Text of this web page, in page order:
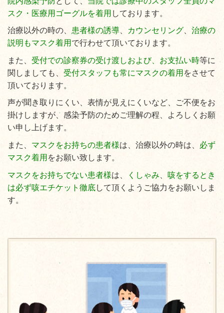
スク・医療用ゴーグルを着用 しております。
治療以外の時の、 患者様の誘導 カウンセリング
治療の
説明もマスク着用 で行わせて頂いております。
また、 受付での診察券の受け渡しおよび、お支払い時等に
関しましても、 受付スタッフも常にマスクの着用 をさせて
頂いております。
声が聞き取りにくい、表情が見えにくいなど、ご不便をお
掛けしますが、感染予防のためご理解の程、よろしくお願
い申し上げます。
また、 マスクをお持ちの患者様は、治療以外の時は、 必ず
マスク着用 をお願い致します。
マスクをお持ちでない患者様は、 くしゃみ
咳をするとき
は必ず咳エチケット徹底して頂くようご協力をお願いしま
す。